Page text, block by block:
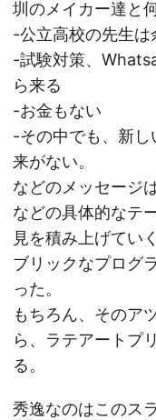
圳のメイカー達と
-公立高校の先生は
-試験対策、
ら来る
-お金もない
-その中でも、新し
来がない。
などのメッセージ
などの具体的なテ
見を積み上げてい
ブリックなプログ
った。
もちろん、そのア
ら、ラテアートプ
る。
秀逸なのはこのス